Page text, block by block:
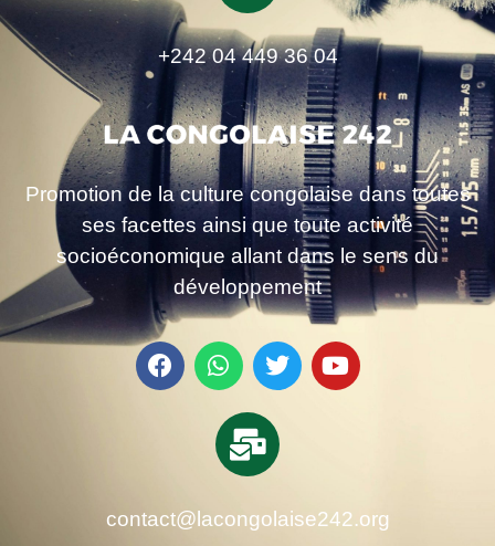
+242 04 449 36 04
Promotion de la culture congolaise dans toutes
ses facettes ainsi que toute activité
socioéconomique allant dans le sens du
développement
contact@lacongolaise242.org